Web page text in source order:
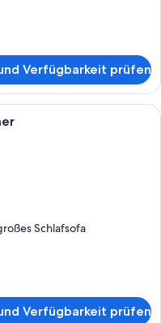
Verfügbarkeit prüfen
weißes Gebäude mit einer
Schlafsofa
Verfügbarkeit prüfen